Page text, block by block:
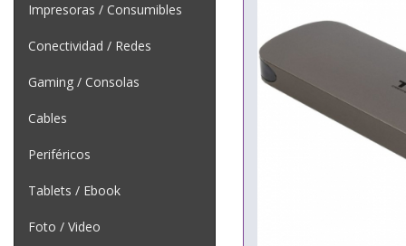
Impresoras / Consumibles
Conectividad / Redes
Gaming / Consolas
Cables
Periféricos
Tablets / Ebook
Foto / Video